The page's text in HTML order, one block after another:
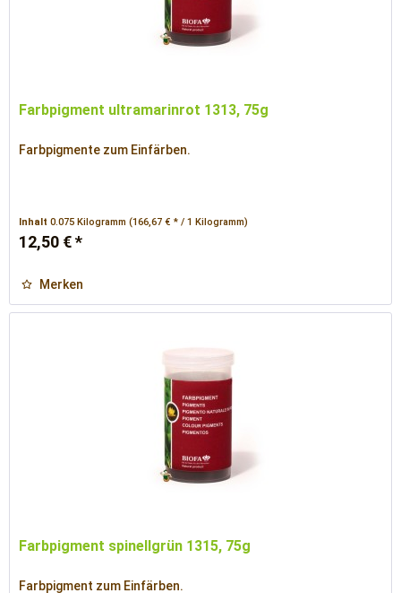
Farbpigment ultramarinrot 1313, 75g
Farbpigmente zum Einfärben.
Inhalt0.075 Kilogramm(166,67 € * / 1 Kilogramm)
12,50 € *
Merken
Farbpigment spinellgrün 1315, 75g
Farbpigment zum Einfärben.